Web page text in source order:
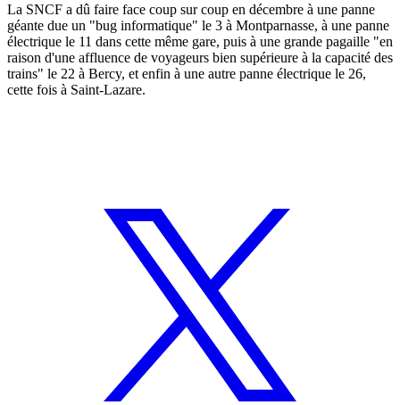
La SNCF a dû faire face coup sur coup en décembre à une panne
géante due un "bug informatique" le 3 à Montparnasse, à une panne
électrique le 11 dans cette même gare, puis à une grande pagaille "en
raison d'une affluence de voyageurs bien supérieure à la capacité des
trains" le 22 à Bercy, et enfin à une autre panne électrique le 26,
cette fois à Saint-Lazare.